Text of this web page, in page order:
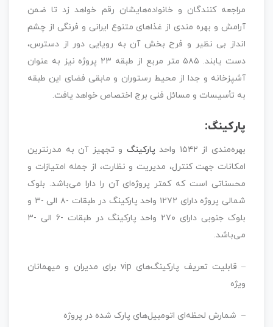
مراجعه کنندگان و خانواده‌هایشان رقم خواهد زد تا ضمن
آرامش و بهره مندی از غذاهای متنوع ایرانی و فرنگی از چشم
انداز بی نظیر و فرح بخش آن به رویایی دور از دسترس،
دست یابند. ۵۸۵ متر مربع از طبقه ۲۳ پروژه نیز به عنوان
آشپزخانه و جدا از محیط رستوران و مابقی فضای این طبقه
به تأسیسات و مسائل فنی برج اختصاص خواهد یافت.
پارکینگ:
بهره‌مندی از ۱۵۴۲ واحد پارکینگ و تجهیز آن به مدرنترین
امکانات جهت کنترل، مدیریت و نظارت، از جمله امتیازات و
محسناتی است که کمتر پروژه‌ای آن را دارا می‌باشد. بلوک
شمالی پروژه دارای ۱۲۷۲ واحد پارکینگ در طبقات -۸ الی -۳ و
بلوک جنوبی دارای ۲۷۰ واحد پارکینگ در طبقات -۶ الی -۳
می‌باشد.
– قابلیت تعریف پارکینگ‌های vip برای مدیران و میهمانان
ویژه
– شمارش لحظه‌ای اتومبیل‌های پارک شده در پروژه